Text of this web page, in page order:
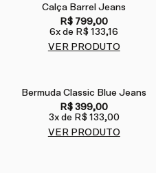
Calça Barrel Jeans
R$ 799,00
6x de R$ 133,16
VER PRODUTO
Bermuda Classic Blue Jeans
R$ 399,00
3x de R$ 133,00
VER PRODUTO